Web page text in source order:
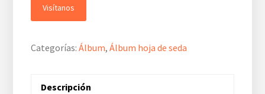
Visítanos
Categorías:Álbum,Álbum hoja de seda
Descripción